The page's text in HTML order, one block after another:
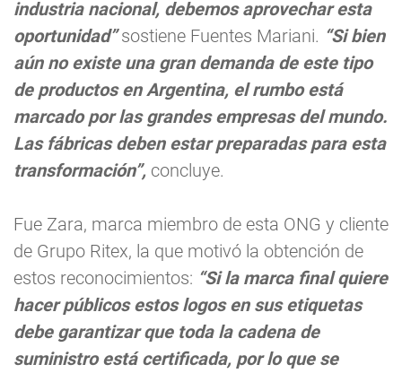
industria nacional, debemos aprovechar esta
oportunidad”sostiene Fuentes Mariani. “Si bien
aún no existe una gran demanda de este tipo
de productos en Argentina, el rumbo está
marcado por las grandes empresas del mundo.
Las fábricas deben estar preparadas para esta
transformación”, concluye.
Fue Zara, marca miembro de esta ONG y cliente
de Grupo Ritex, la que motivó la obtención de
estos reconocimientos: “Si la marca final quiere
hacer públicos estos logos en sus etiquetas
debe garantizar que toda la cadena de
suministro está certificada, por lo que se